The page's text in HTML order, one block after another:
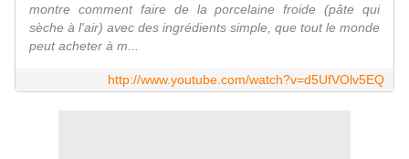
montre comment faire de la porcelaine froide (pâte qui
sèche à l'air) avec des ingrédients simple, que tout le monde
peut acheter à m...
http://www.youtube.com/watch?v=d5UfVOlv5EQ